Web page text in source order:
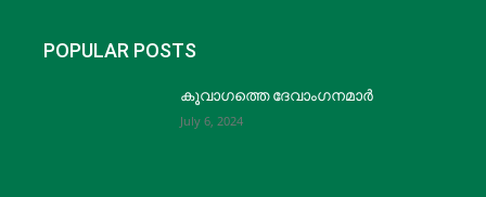
POPULAR POSTS
കൂവാഗത്തെ ദേവാംഗനമാർ
July 6, 2024